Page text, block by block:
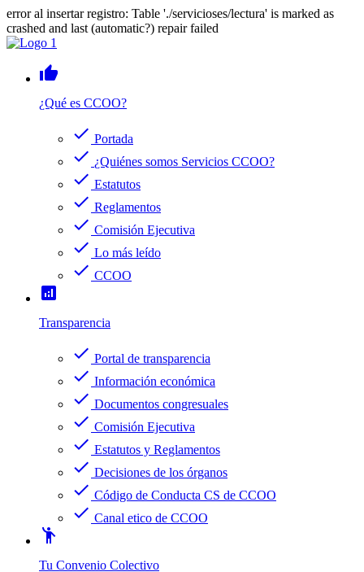
error al insertar registro: Table './servicioses/lectura' is marked as
crashed and last (automatic?) repair failed
thumb_up
¿Qué es CCOO?
check Portada
check ¿Quiénes somos Servicios CCOO?
check Estatutos
check Reglamentos
check Comisión Ejecutiva
check Lo más leído
check CCOO
analytics
Transparencia
check Portal de transparencia
check Información económica
check Documentos congresuales
check Comisión Ejecutiva
check Estatutos y Reglamentos
check Decisiones de los órganos
check Código de Conducta CS de CCOO
check Canal etico de CCOO
emoji_people
Tu Convenio Colectivo